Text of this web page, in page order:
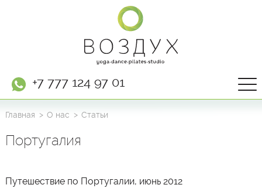
+7 777 124 97 01
Главная О нас Статьи
Португалия
Путешествие по Португалии, июнь 2012